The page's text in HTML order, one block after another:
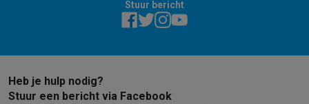
Stuur bericht
Heb je hulp nodig?
Stuur een bericht via Facebook